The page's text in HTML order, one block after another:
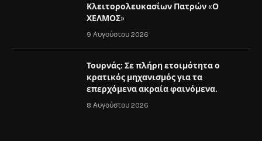
Κλειτορολευκασίων Πατρών «Ο
ΧΕΛΜΟΣ»
9 Αυγούστου 2026
Τουρνάς: Σε πλήρη ετοιμότητα ο
κρατικός μηχανισμός για τα
επερχόμενα ακραία φαινόμενα.
8 Αυγούστου 2026